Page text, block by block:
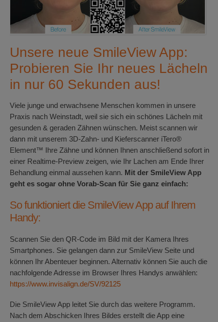
Unsere neue SmileView App:
Probieren Sie Ihr neues Lächeln
in nur 60 Sekunden aus!
Viele junge und erwachsene Menschen kommen in unsere
Praxis nach Weinstadt, weil sie sich ein schönes Lächeln mit
gesunden & geraden Zähnen wünschen. Meist scannen wir
dann mit unserem 3D-Zahn- und Kieferscanner iTero®
Element™ Ihre Zähne und können Ihnen anschließend sofort in
einer Realtime-Preview zeigen, wie Ihr Lachen am Ende Ihrer
Behandlung einmal aussehen kann. Mit der SmileView App
geht es sogar ohne Vorab-Scan für Sie ganz einfach:
So funktioniert die SmileView App auf Ihrem
Handy:
Scannen Sie den QR-Code im Bild mit der Kamera Ihres
Smartphones. Sie gelangen dann zur SmileView Seite und
können Ihr Abenteuer beginnen. Alternativ können Sie auch die
nachfolgende Adresse im Browser Ihres Handys anwählen:
https://www.invisalign.de/SV/92125
Die SmileView App leitet Sie durch das weitere Programm.
Nach dem Abschicken Ihres Bildes erstellt die App eine